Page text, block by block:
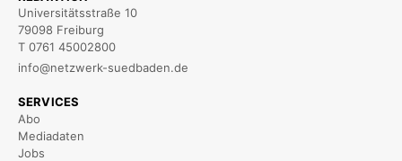
Universitätsstraße 10
79098 Freiburg
T 0761 45002800
info@netzwerk-suedbaden.de
SERVICES
Abo
Mediadaten
Jobs